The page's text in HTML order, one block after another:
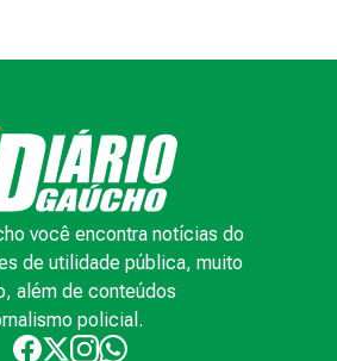
você encontra notícias do
de utilidade pública, muito
além de conteúdos
policial.